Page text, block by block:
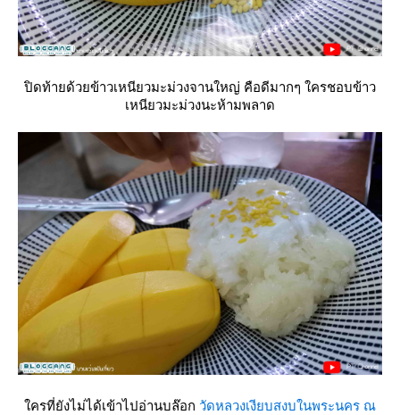
ปิดท้ายด้วยข้าวเหนียวมะม่วงจานใหญ่ คือดีมากๆ ใครชอบข้าว
เหนียวมะม่วงนะห้ามพลาด
ครที่ยังไม่ได้เข้าไปอ่านบล๊อก วัดหลวงเงียบสงบในพระนคร ณ